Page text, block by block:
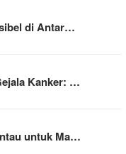
di Antar…
Kanker: …
untuk Ma…